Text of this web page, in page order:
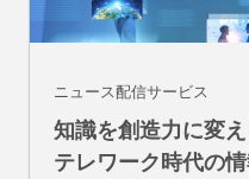
ニュース配信サービス
知識を創造力に変え
テレワーク時代の情